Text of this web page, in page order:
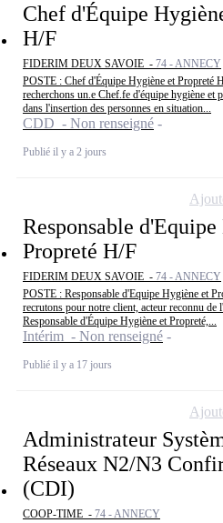
Chef d'Équipe
H/F
FIDERIM DEUX SAVOIE - 74 - ANNECY
POSTE : Chef d'Équipe Hygiène et
recherchons un.e Chef.fe d'équipe hygiène et
dans l'insertion des personnes en situation...
CDD - Non renseigné
Publié il y a 2 jours
Responsable
Propreté H/F
FIDERIM DEUX SAVOIE - 74 - ANNECY
POSTE : Responsable d'Equipe Hygiène et
recrutons pour notre client, acteur reconnu de
Responsable d'Équipe Hygiène et Propreté,...
Intérim - Non renseigné
Publié il y a 17 jours
Administrateur
Réseaux N2/N3
(CDI)
COOP-TIME - 74 - ANNECY